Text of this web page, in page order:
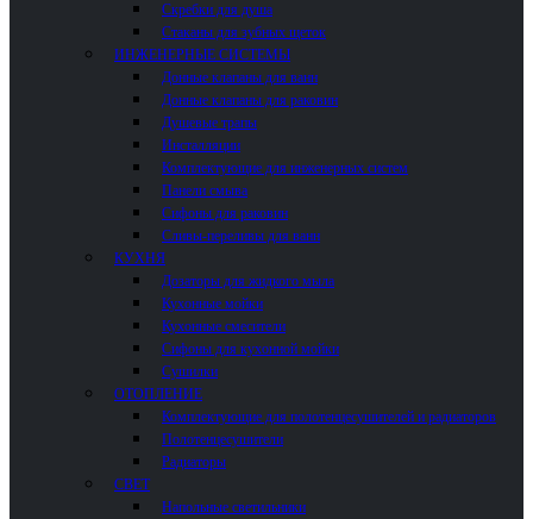
Скребки для душа
Стаканы для зубных щеток
ИНЖЕНЕРНЫЕ СИСТЕМЫ
Донные клапаны для ванн
Донные клапаны для раковин
Душевые трапы
Инсталляции
Комплектующие для инженерных систем
Панели смыва
Сифоны для раковин
Сливы-переливы для ванн
КУХНЯ
Дозаторы для жидкого мыла
Кухонные мойки
Кухонные смесители
Сифоны для кухонной мойки
Сушилки
ОТОПЛЕНИЕ
Комплектующие для полотенцесушителей и радиаторов
Полотенцесушители
Радиаторы
СВЕТ
Напольные светильники